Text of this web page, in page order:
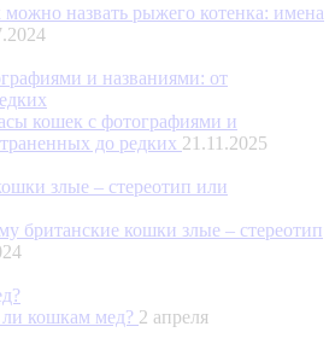
можно назвать рыжего котенка: имена
кошек с фотографиями и
до редких 21.11.2025
британские кошки злые – стереотип
кошкам мед? 2 апреля